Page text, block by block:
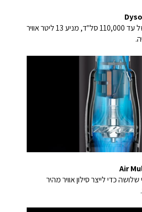
מסתובב במהירות של עד 110,000 סל"ד, מניע 13 ליטר אוויר
כדי לייצר סילון אוויר מהיר